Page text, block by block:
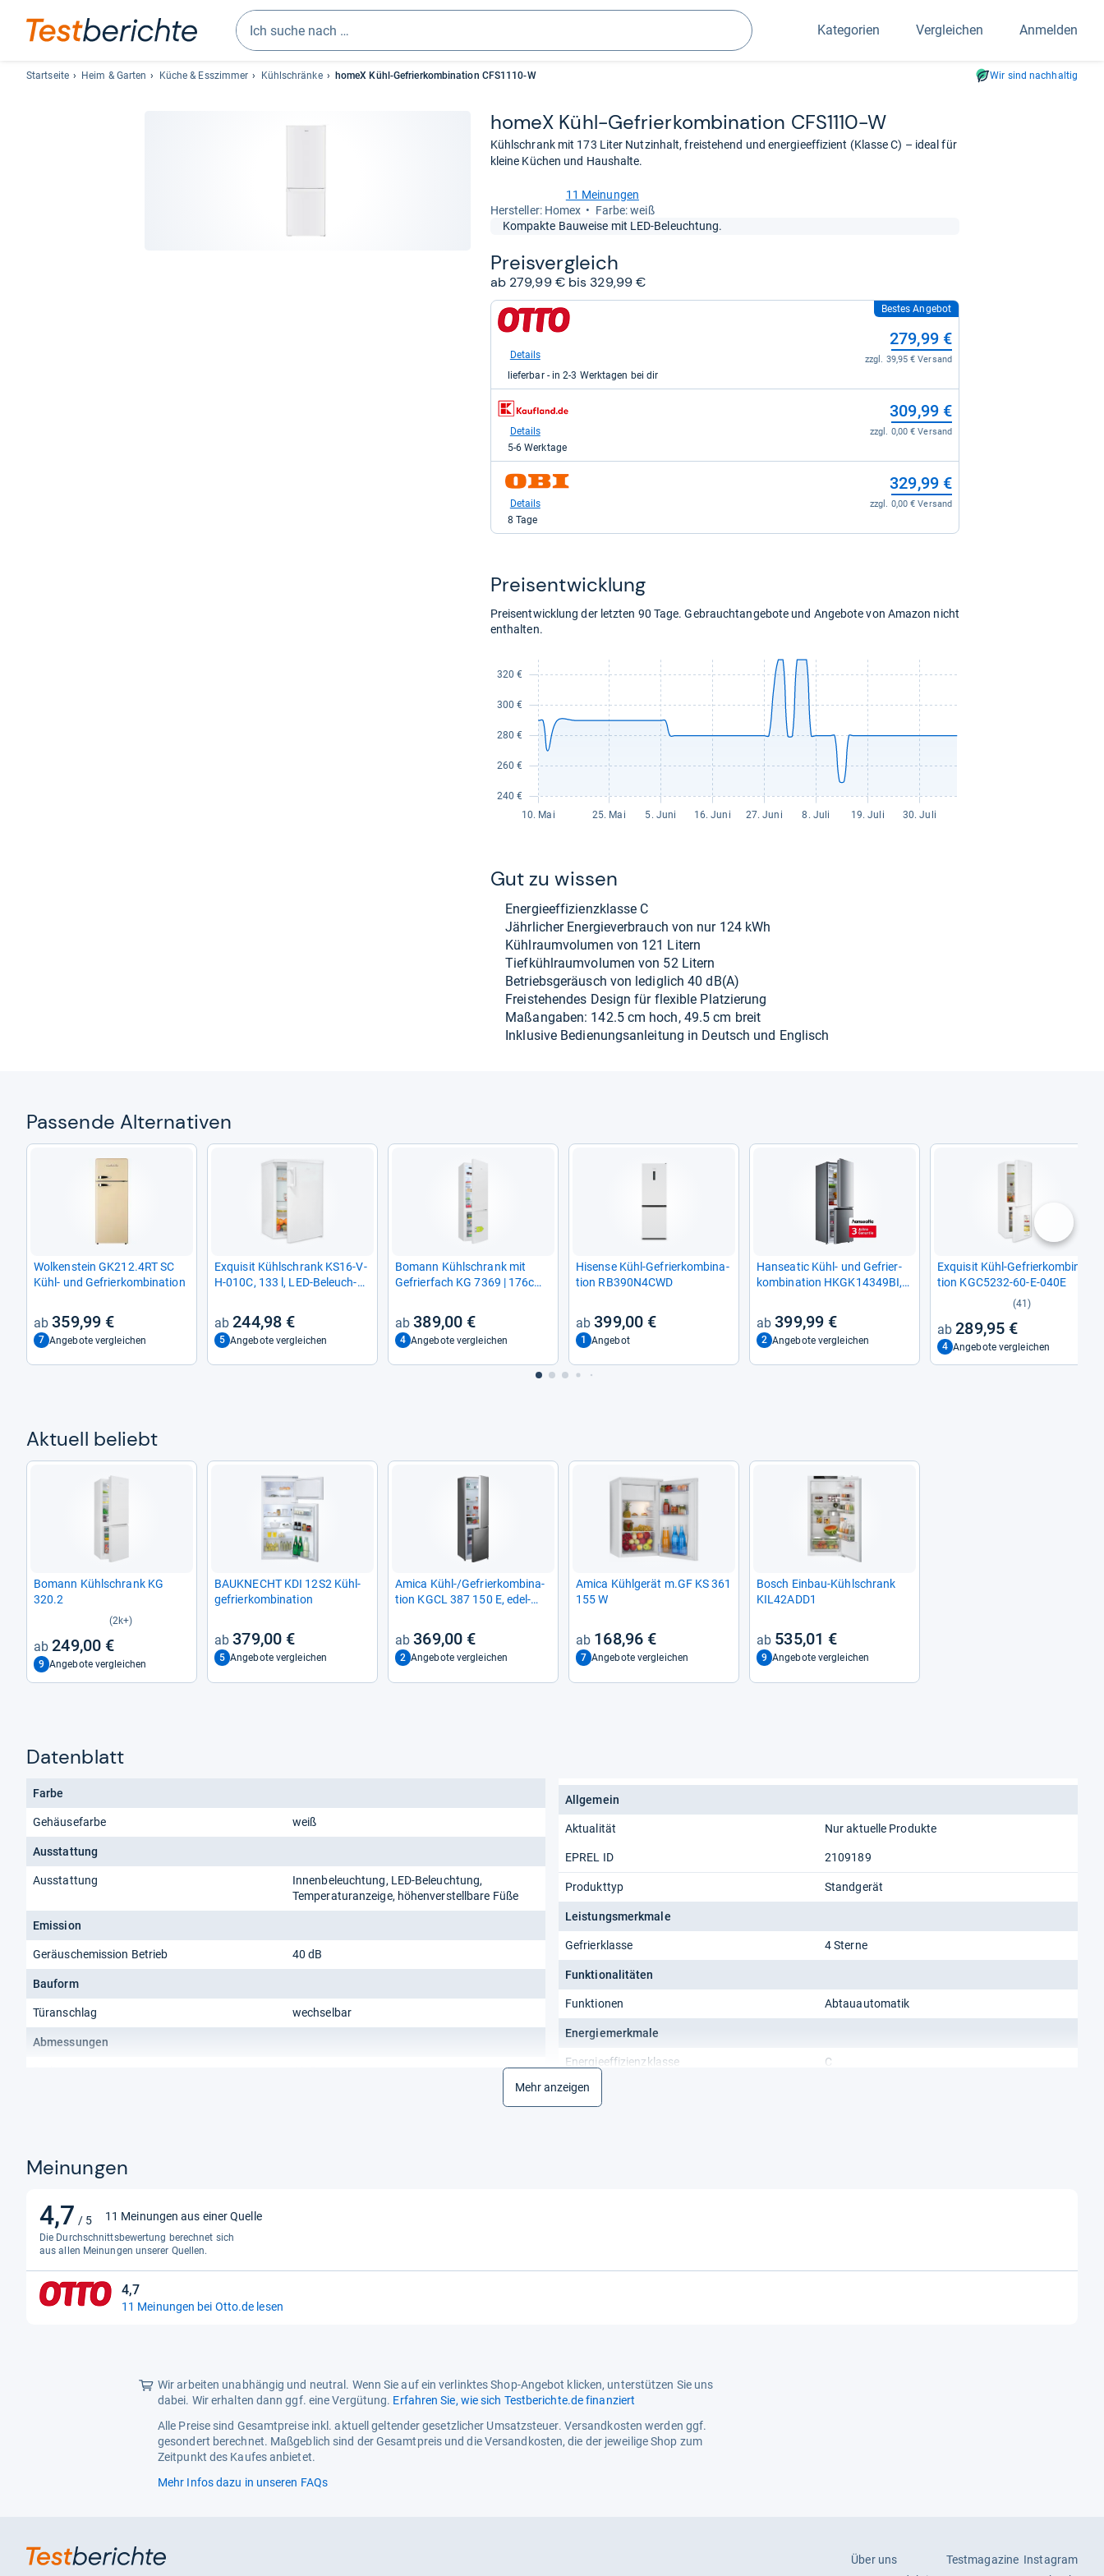
Suchen
Sie
erscheinen
Kategorien Vergleichen Anmelden
Startseite Heim & Garten Küche & Esszimmer Kühlschränke homeX Kühl-Gefrierkombination CFS1110-W Wir sind nachhaltig
homeX Kühl-​Gefrier­kom­bi­na­tion CFS1110-​W
Kühlschrank mit 173 Liter Nutzinhalt, freistehend und energieeffizient (Klasse C) – ideal für
kleine Küchen und Haushalte.
von
11 Meinungen
Her­stel­ler: Homex
Farbe: weiß
Kompakte Bauweise mit LED-Beleuchtung.
Preis­ver­gleich
ab 279,99 € bis 329,99 €
zum
Shop:
Otto.de
279,99
kaufen.
Bestes Angebot
279,99 €
zzgl. 39,95 € Versand
Details
lieferbar - in 2-3 Werktagen bei dir
zum
Shop:
für
kaufen.
309,99 €
zzgl. 0,00 € Versand
Details
5-6 Werktage
zum
Shop:
für
329,99 €
zzgl. 0,00 € Versand
Details
8 Tage
Preis­ent­wick­lung
Preisentwicklung der letzten 90 Tage. Gebrauchtangebote und Angebote von Amazon nicht
enthalten.
Gut zu wis­sen
Ener­gie­ef­fi­zi­enz­klasse C
Jähr­li­cher Ener­gie­ver­brauch von nur 124 kWh
Kühl­raum­vo­lu­men von 121 Litern
Tief­kühl­raum­vo­lu­men von 52 Litern
Betriebs­ge­räusch von ledig­lich 40 dB(A)
Frei­ste­hen­des Design für fle­xi­ble Plat­zie­rung
Maß­an­ga­ben: 142.5 cm hoch, 49.5 cm breit
Inklu­sive Bedie­nungs­an­lei­tung in Deutsch und Eng­lisch
Pas­sende Alter­na­ti­ven
Wol­ken­stein GK212.4RT SC
Kühl-​ und Gefrier­kom­bi­na­tion
359,99 €
7 Angebote vergleichen
Exqui­sit Kühl­schrank KS16-​V-​
H-​010C, 133 l, LED-​Beleuch­
244,98 €
5 Angebote vergleichen
Bomann Kühl­schrank mit
Gefrier­fach KG 7369 | 176cm |
389,00 €
4 Angebote vergleichen
Hisense Kühl-​Gefrier­kom­bi­na­
tion RB390N4CWD
399,00 €
1 Angebot
Han­sea­tic Kühl-​ und Gefrier­
kom­bi­na­tion HKGK14349BI,
399,99 €
2 Angebote vergleichen
Exqui­sit Kühl-​Gefrier­kom­bi­na­
tion KGC5232-​60-​E-​040E
(41)
289,95 €
4 Angebote vergleichen
nächste
Aktu­ell beliebt
Bomann Kühl­schrank KG
320.2
(2k+)
249,00 €
9 Angebote vergleichen
BAU­KNECHT KDI 12S2 Kühl­
ge­frier­kom­bi­na­tion
379,00 €
5 Angebote vergleichen
Amica Kühl-​/Gefrier­kom­bi­na­
tion KGCL 387 150 E, edel­
369,00 €
2 Angebote vergleichen
Amica Kühl­ge­rät m.GF KS 361
155 W
168,96 €
7 Angebote vergleichen
Bosch Ein­bau-​Kühl­schrank
KIL42ADD1
535,01 €
9 Angebote vergleichen
Datenblatt
Farbe
Gehäusefarbe weiß
Ausstattung
Ausstattung
Innenbeleuchtung, LED-Beleuchtung,
Temperaturanzeige, höhenverstellbare Füße
Emission
Geräuschemission Betrieb 40 dB
Bauform
Türanschlag wechselbar
Abmessungen
Allgemein
Aktualität Nur aktuelle Produkte
EPREL ID 2109189
Produkttyp Standgerät
Leistungsmerkmale
Gefrierklasse 4 Sterne
Funktionalitäten
Funktionen Abtauautomatik
Energiemerkmale
Energieeffizienzklasse C
Klimaklasse
Mehr anzeigen
Meinungen
4,7 / 5
4,7
von
5
Sternen
11 Meinungen aus einer Quelle
Die Durchschnittsbewertung berechnet sich
aus allen Meinungen unserer Quellen.
4,7
4,7
von
11 Meinungen bei Otto.de lesen
Wir arbeiten unabhängig und neutral. Wenn Sie auf ein verlinktes Shop-Angebot klicken, unterstützen Sie uns
dabei. Wir erhalten dann ggf. eine Vergütung. Erfahren Sie, wie sich Testberichte.de finanziert
Alle Preise sind Gesamtpreise inkl. aktuell geltender gesetzlicher Umsatzsteuer. Versandkosten werden ggf.
gesondert berechnet. Maßgeblich sind der Gesamtpreis und die Versandkosten, die der jeweilige Shop zum
Zeitpunkt des Kaufes anbietet.
Mehr Infos dazu in unseren FAQs
Über uns
Testmagazine Instagram